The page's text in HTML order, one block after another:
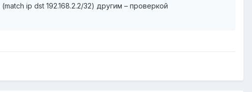
ip dst 192.168.2.2/32) другим – проверкой